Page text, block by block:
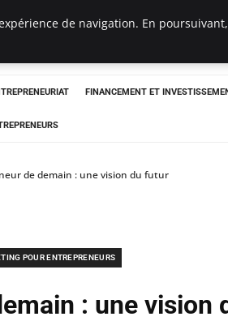
FINANCEMENT ET
de demain : une vision du futur
POUR ENTREPRENEURS
: une vision
de navigation. En